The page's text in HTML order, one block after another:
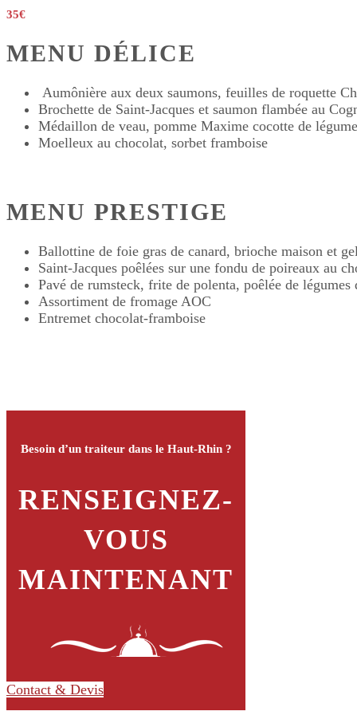
35€
MENU DÉLICE
Aumônière aux deux saumons, feuilles de roquette
Brochette de Saint-Jacques et saumon flambée au
Médaillon de veau, pomme Maxime cocotte de
Moelleux au chocolat, sorbet framboise
MENU PRESTIGE
Ballottine de foie gras de canard, brioche maison et
Saint-Jacques poêlées sur une fondu de poireaux au
Pavé de rumsteck, frite de polenta, poêlée de
Assortiment de fromage AOC
Entremet chocolat-framboise
Besoin d’un traiteur dans le Haut-Rhin ?
RENSEIGNEZ-
VOUS
MAINTENANT
Contact & Devis